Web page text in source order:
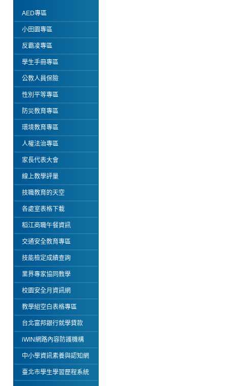
AED專區
小田園專區
反霸凌專區
學生手冊專區
公教人員保險
性別平等專區
防災教育專區
環境教育專區
人權法治專區
家長代表大會
線上教學評量
技職教育的天空
各處室表格下載
稻江商職午餐資訊
交通安全教育專區
技能檢定成績查詢
業界專家協同教學
校園安全月資訊網
教學組空白表格專區
台北富邦銀行就學貸款
iWIN網路內容防護機構
中小學資訊素養與認知網
臺北市學生學習歷程系統